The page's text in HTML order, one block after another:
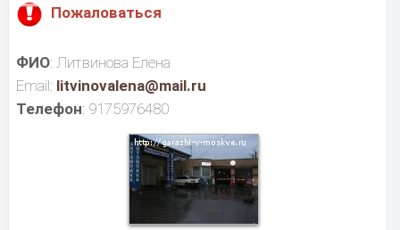
Пожаловаться
ФИО: Литвинова Елена
Email: litvinovalena@mail.ru
Телефон: 9175976480